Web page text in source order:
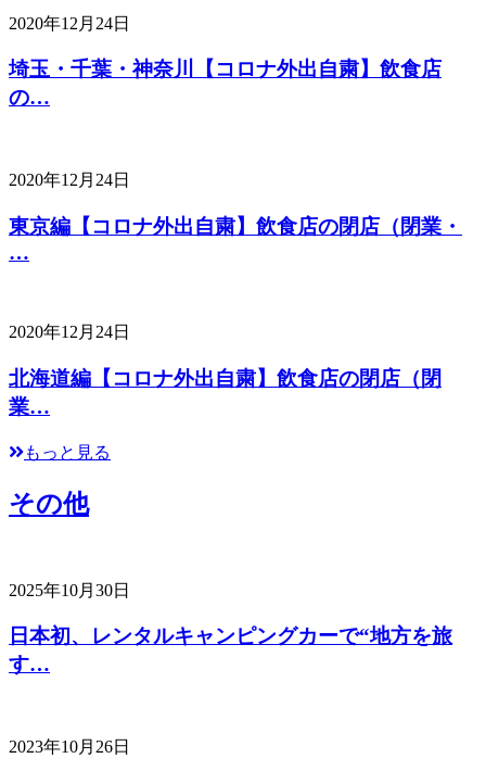
2020年12月24日
埼玉・千葉・神奈川【コロナ外出自粛】飲食店
の…
2020年12月24日
東京編【コロナ外出自粛】飲食店の閉店（閉業・
…
2020年12月24日
北海道編【コロナ外出自粛】飲食店の閉店（閉
業…
もっと見る
その他
2025年10月30日
日本初、レンタルキャンピングカーで“地方を旅
す…
2023年10月26日